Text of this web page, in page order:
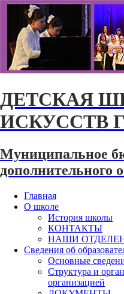
ДЕТСКАЯ
ИСКУССТВ
Муниципальное
дополнительного
Главная
О школе
История школы
КОНТАКТЫ
НАШИ
Сведения об
Основные
Структура и
организацией